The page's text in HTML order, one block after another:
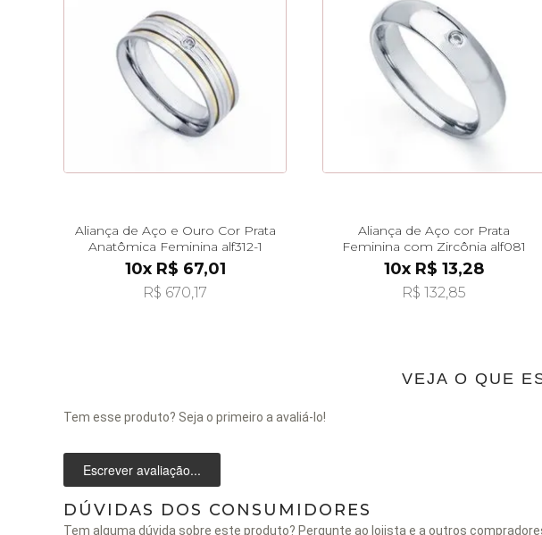
Aliança de Aço e Ouro Cor Prata
Anatômica Feminina alf312-1
10x R$ 67,01
R$ 670,17
Aliança de Aço cor Prata
Feminina com Zircônia alf081
10x R$ 13,28
R$ 132,85
VEJA O QUE
Tem esse produto? Seja o primeiro a avaliá-lo!
Escrever avaliação...
DÚVIDAS DOS CONSUMIDORES
Tem alguma dúvida sobre este produto? Pergunte ao lojista e a outros